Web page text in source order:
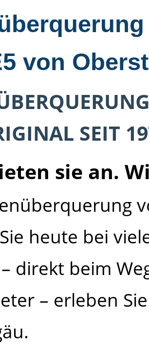
von
SEIT
sie an.
heute bei
direkt beim
– erleben